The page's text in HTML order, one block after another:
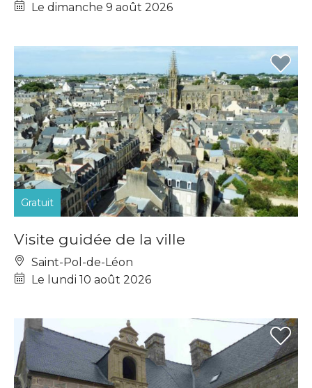
Le dimanche 9 août 2026
Gratuit
Visite guidée de la ville
Saint-Pol-de-Léon
Le lundi 10 août 2026